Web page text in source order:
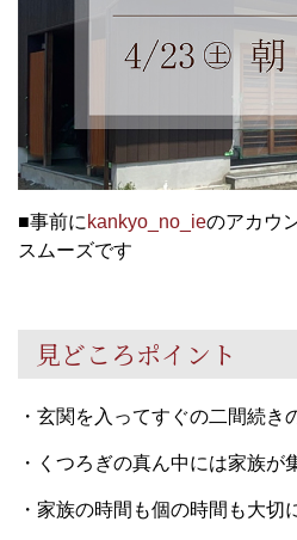
■事前に kankyo_no_ieのアカウ
スムーズです
見どころポイント
・玄関を入ってすぐの二間続き
・くつろぎの真ん中には家族が
・家族の時間も個の時間も大切